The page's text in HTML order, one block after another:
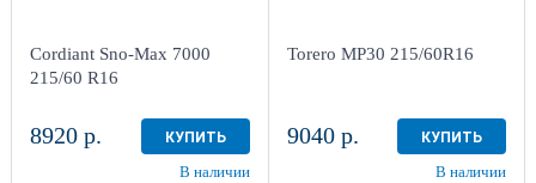
Cordiant Sno-Max 7000
215/60 R16
8920 р. КУПИТЬ
В наличии
Torero MP30 215/60R16
9040 р. КУПИТЬ
В наличии